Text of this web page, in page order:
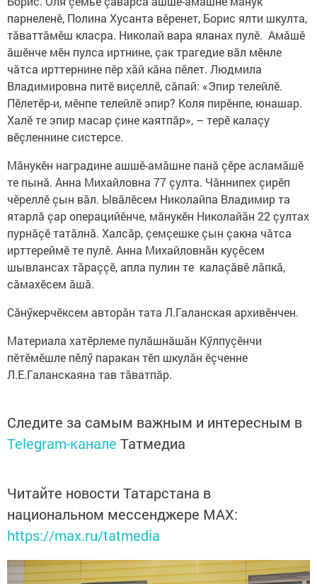
парнеленӗ, Полина Хусанта вӗренет, Борис ялти шкулта,
тăваттăмӗш класра. Николай вара яланах пулӗ. Амăшӗ
ăшӗнче мӗн пулса иртнине, çак трагедие вăл мӗнле
чăтса ирттернине пӗр хăй кăна пӗлет. Людмила
Владимировна питӗ виçеллӗ, сăпай: «Эпир телейлӗ.
Пӗлетӗр-и, мӗнпе телейлӗ эпир? Коля пирӗнпе, юнашар.
Халӗ те эпир масар çине каятпăр», – терӗ калаçу
вӗçленнине систерсе.
Мăнукӗн наградине ашшӗ-амăшне панă çӗре асламăшӗ
те пынă. Анна Михайловна 77 çулта. Чăннипех çирӗп
чӗреллӗ çын вăл. Ывăлӗсем Николайпа Владимир та
ятарлă çар операцийӗнче, мăнукӗн Николайăн 22 çултах
пурнăçӗ татăлнă. Халсăр, çемçешке çын çакна чăтса
ирттереймӗ те пулӗ. Анна Михайловнăн куçӗсем
шывлансах тăраççӗ, апла пулин те калаçăвӗ лăпкă,
сăмахӗсем ăшă.
Сăнӳкерчӗксем авторăн тата Л.Галанская архивӗнчен.
Материала хатӗрлеме пулăшнăшăн Кӳлпуçӗнчи
пӗтӗмӗшле пӗлӳ паракан тӗп шкулăн ӗçченне
Л.Е.Галанскаяна тав тăватпăр.
Следите за самым важным и интересным в
Telegram-канале Татмедиа
Читайте новости Татарстана в
национальном мессенджере MАХ:
https://max.ru/tatmedia